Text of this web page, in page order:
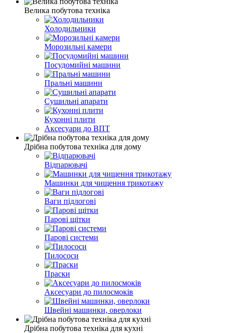
Велика побутова техніка
Холодильники
Морозильні камери
Посудомийні машини
Пральні машини
Сушильні апарати
Кухонні плити
Аксесуари до ВПТ
Дрібна побутова техніка для дому
Відпарювачі
Машинки для чищення трикотажу
Ваги підлогові
Парові щітки
Парові системи
Пилососи
Праски
Аксесуари до пилосмоків
Швейні машинки, оверлоки
Дрібна побутова техніка для кухні